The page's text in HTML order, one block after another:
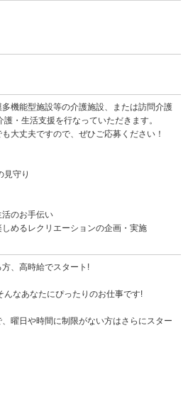
機能型施設等の介護施設、または訪問介護
・生活支援を行なっていただきます。
大丈夫ですので、ぜひご応募ください！
見守り
のお手伝い
めるレクリエーションの企画・実施
、高時給でスタート!
んなあなたにぴったりのお仕事です!
曜日や時間に制限がない方はさらにスター